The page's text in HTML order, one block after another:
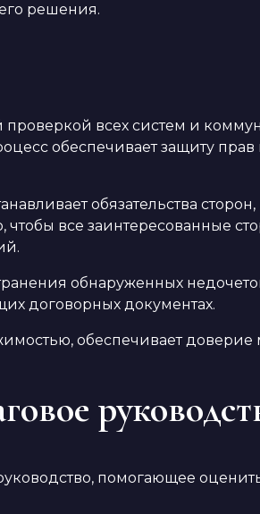
решения.
проверкой всех систем и
обеспечивает защиту
обязательства
все заинтересованные
обнаруженных
договорных документах.
обеспечивает
помогающее